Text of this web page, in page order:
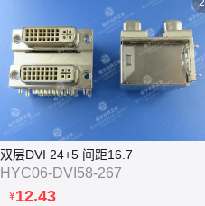
2
双层DVI 24+5 间距16.7
HYC06-DVI58-267
¥12.43